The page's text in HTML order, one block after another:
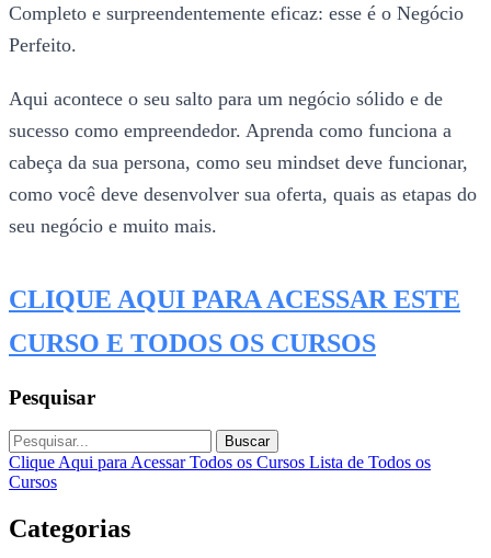
Completo e surpreendentemente eficaz: esse é o Negócio
Perfeito.
Aqui acontece o seu salto para um negócio sólido e de
sucesso como empreendedor. Aprenda como funciona a
cabeça da sua persona, como seu mindset deve funcionar,
como você deve desenvolver sua oferta, quais as etapas do
seu negócio e muito mais.
CLIQUE AQUI PARA ACESSAR ESTE
CURSO E TODOS OS CURSOS
Pesquisar
Buscar
Clique Aqui para Acessar Todos os Cursos Lista de Todos os
Cursos
Categorias